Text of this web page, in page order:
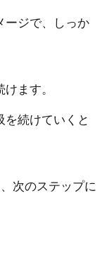
ージで、しっか
ます。
を続けていくと
次のステップに